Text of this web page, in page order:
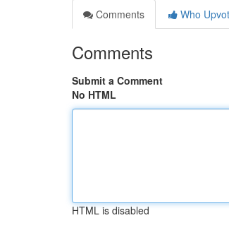
Comments
Who
Comments
Submit a Comment
No HTML
HTML is disabled